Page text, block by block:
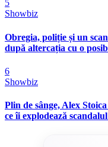
5
Showbiz
Obregia, poliție și un
după altercația cu o
6
Showbiz
Plin de sânge, Alex
ce îi explodează